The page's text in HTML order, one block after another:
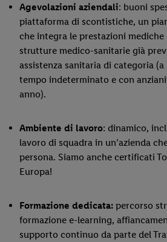
Agevolazioni aziendali: buoni
piattaforma di scontistiche, un
che integra le prestazioni
strutture medico-sanitarie già
assistenza sanitaria di categoria
tempo indeterminato e con
anno).
Ambiente di lavoro: dinamico,
lavoro di squadra in un’azienda
persona. Siamo anche certificati
Europa!
Formazione dedicata: percorso
formazione e-learning,
supporto continuo da parte del